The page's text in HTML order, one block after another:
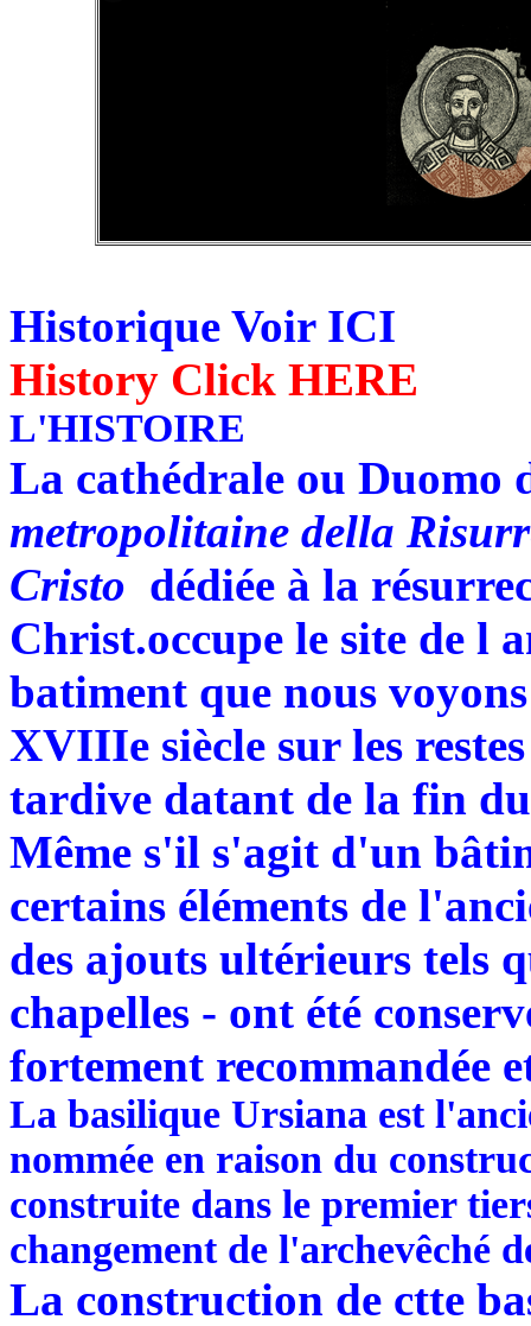
Historique Voir ICI
History Click HERE
L'HISTOIRE
La cathédrale ou Duomo
metropolitaine della
Cristo dédiée à la
Christ.occupe le site de l
batiment que nous
XVIIIe siècle sur les
tardive datant de la fin
Même s'il s'agit d'un
certains éléments de
des ajouts ultérieurs tels
chapelles - ont été
fortement recommandée
La basilique Ursiana est
nommée en raison du
construite dans le premier
changement de l'archevêché
La construction de ctte